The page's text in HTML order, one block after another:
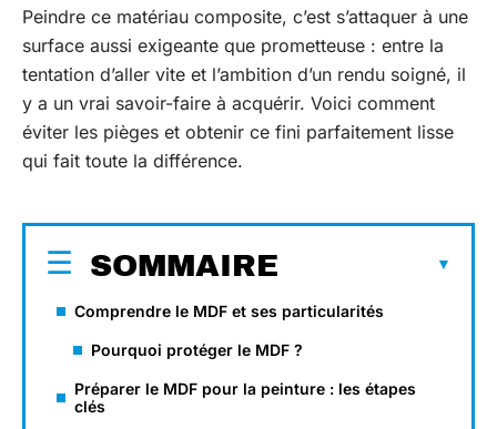
Peindre ce matériau composite, c’est s’attaquer à une
surface aussi exigeante que prometteuse : entre la
tentation d’aller vite et l’ambition d’un rendu soigné, il
y a un vrai savoir-faire à acquérir. Voici comment
éviter les pièges et obtenir ce fini parfaitement lisse
qui fait toute la différence.
SOMMAIRE
Comprendre le MDF et ses particularités
Pourquoi protéger le MDF ?
Préparer le MDF pour la peinture : les étapes
clés